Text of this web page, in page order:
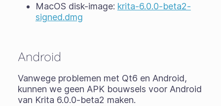
MacOS disk-image: krita-6.0.0-beta2-
signed.dmg
Android
Vanwege problemen met Qt6 en Android,
kunnen we geen APK bouwsels voor Android
van Krita 6.0.0-beta2 maken.